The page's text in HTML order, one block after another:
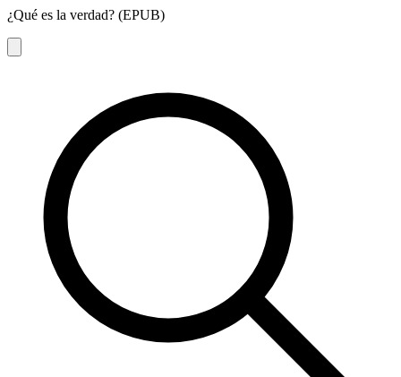
¿Qué es la verdad? (EPUB)